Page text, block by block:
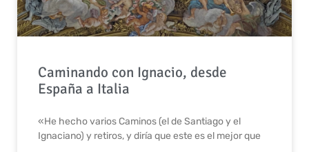
Caminando con Ignacio, desde
España a Italia
«He hecho varios Caminos (el de Santiago y el
Ignaciano) y retiros, y diría que este es el mejor que